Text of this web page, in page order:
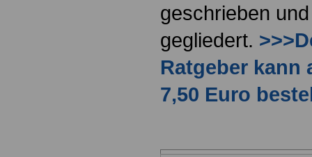
geschrieben
gegliedert.
Ratgeber kann
7,50 Euro